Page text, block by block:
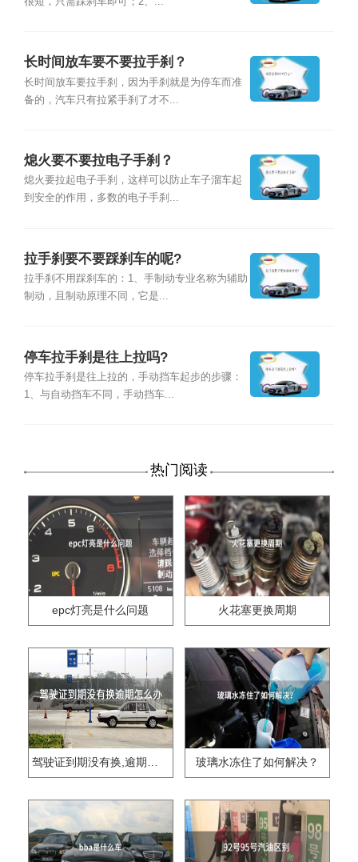
长时间放车要不要拉手刹？
长时间放车要拉手刹，因为手刹就是为停车而准
备的，汽车只有拉紧手刹了才不...
熄火要不要拉电子手刹？
熄火要拉起电子手刹，这样可以防止车子溜车起
到安全的作用，多数的电子手刹...
拉手刹要不要踩刹车的呢?
拉手刹不用踩刹车的：1、手制动专业名称为辅助
制动，且制动原理不同，它是...
停车拉手刹是往上拉吗?
停车拉手刹是往上拉的，手动挡车起步的步骤：
1、与自动挡车不同，手动挡车...
热门阅读
epc灯亮是什么问题 火花塞更换周期
驾驶证到期没有换,逾期怎么办?? 玻璃水冻住了如何解决？